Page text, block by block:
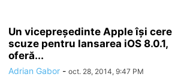
Un vicepreședinte Apple își cere
scuze pentru lansarea iOS 8.0.1,
oferă...
Adrian Gabor - oct. 28, 2014, 9:47 PM